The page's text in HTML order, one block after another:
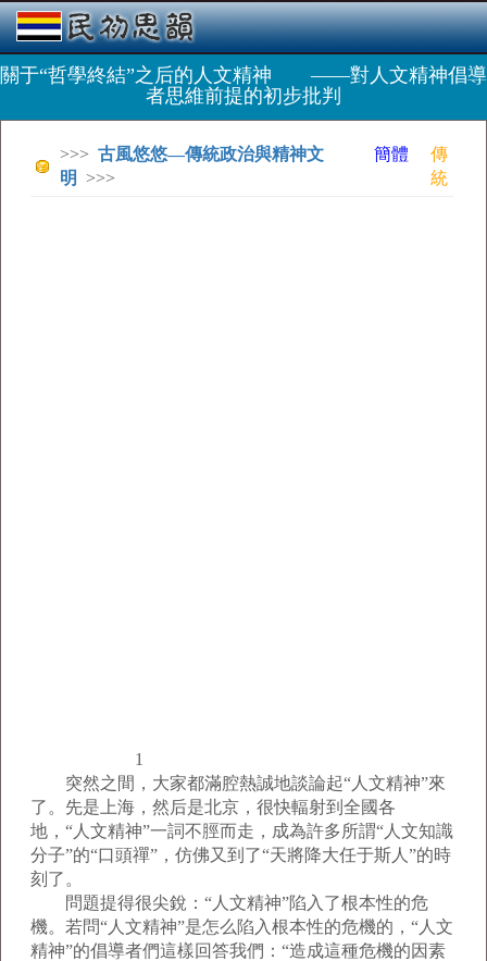
關于“哲學終結”之后的人文精神 ——對人文精神倡導
者思維前提的初步批判
>>> 古風悠悠—傳統政治與精神文
明
>>>
簡體
傳
統
1
突然之間，大家都滿腔熱誠地談論起“人文精神”來
了。先是上海，然后是北京，很快輻射到全國各
地，“人文精神”一詞不脛而走，成為許多所謂“人文知識
分子”的“口頭禪”，仿佛又到了“天將降大任于斯人”的時
刻了。
問題提得很尖銳：“人文精神”陷入了根本性的危
機。若問“人文精神”是怎么陷入根本性的危機的，“人文
精神”的倡導者們這樣回答我們：“造成這種危機的因素